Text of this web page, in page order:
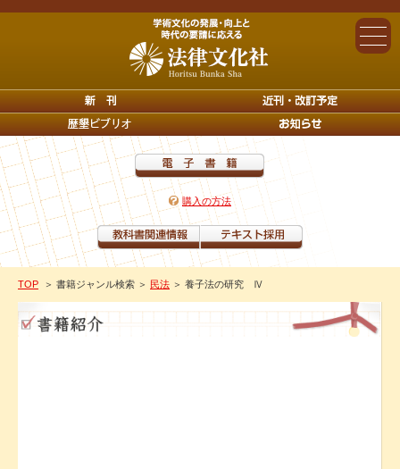
購入の方法
TOP ＞ 書籍ジャンル検索 ＞ 民法 ＞ 養子法の研究 Ⅳ